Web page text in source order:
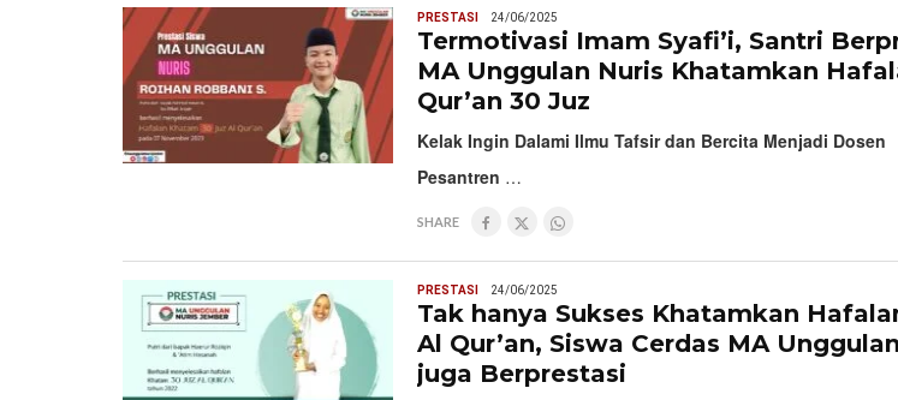
PRESTASI 24/06/2025
Termotivasi Imam Syafi’i, Santri
MA Unggulan Nuris Khatamkan
Qur’an 30 Juz
Kelak Ingin Dalami Ilmu Tafsir dan Bercita Menjadi Dosen
Pesantren …
SHARE
PRESTASI 24/06/2025
Tak hanya Sukses Khatamkan
Al Qur’an, Siswa Cerdas MA
juga Berprestasi